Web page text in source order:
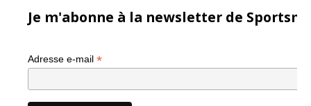
Je m'abonne à la newsletter de
Adresse e-mail *